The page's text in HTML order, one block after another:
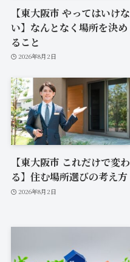
【東大阪市 やってはいけな
い】なんとなく場所を決め
ること
2026年8月2日
【東大阪市 これだけで変わ
る】住む場所選びの考え方
2026年8月2日